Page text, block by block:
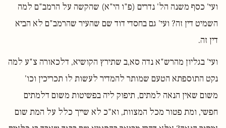
ועי' כסף משנה הל' נדרים (פ"ו הי"א) שהקשה על הרמב"ם למה
השמיט דין זה? ועי' גם בחסדי דוד שם שהעיר שהרמב"ם לא הביא
דין זה.
ועי' בגליון מהרש"א נדה סא,ב שתירץ הקושיא, דלכאורה צ"ע למה
נקט התוספתא הטעם שמותר להמדיר לעשות לו תכריכין וכו'
משום שאין הנאה למתים, תיפוק ליה בפשיטות משום דלמתים
חפשי, ומת פטור מכל המצוות, וא"כ לא שייך כלל על המת שום